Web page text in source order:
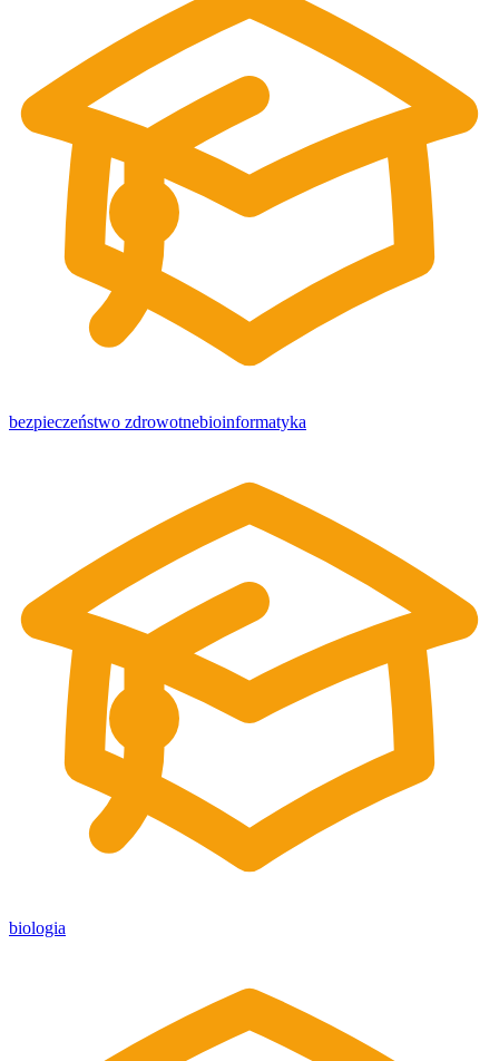
bezpieczeństwo zdrowotnebioinformatyka
biologia